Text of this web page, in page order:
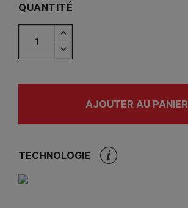
QUANTITÉ
AJOUTER AU PANIER
TECHNOLOGIE